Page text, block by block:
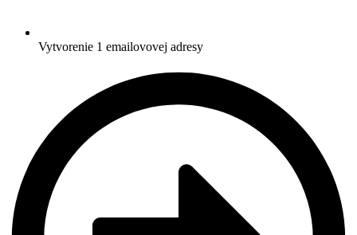
Vytvorenie 1 emailovovej adresy